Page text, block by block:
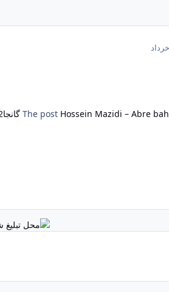
The post Hossein Mazidi – Abre گانجا2موزیک - Ganja2Music